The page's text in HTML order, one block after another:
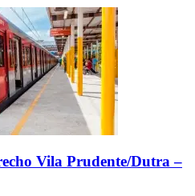
Vila Prudente/Dutra –